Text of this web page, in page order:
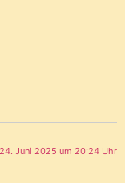
24. Juni 2025 um 20:24 Uhr